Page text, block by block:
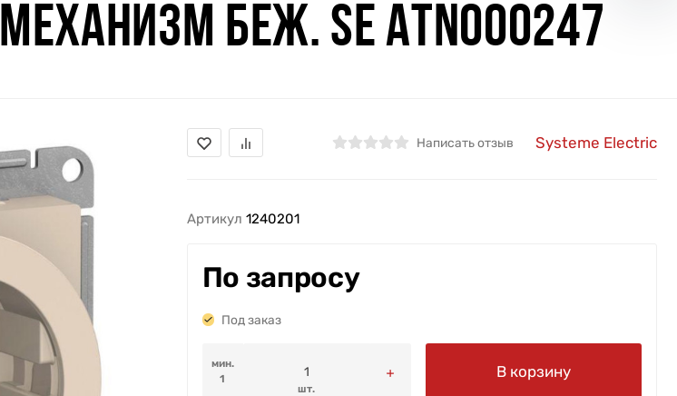
БЕЖ. SE ATN000247
Написать отзыв Systeme Electric
Артикул 1240201
По запросу
Под заказ
мин.
1
шт.
В корзину